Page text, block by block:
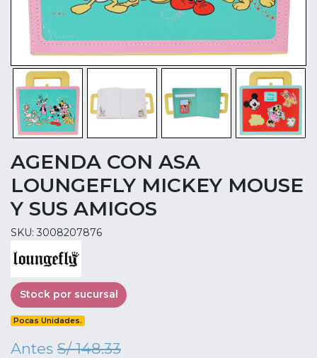
AGENDA CON ASA
LOUNGEFLY MICKEY MOUSE
Y SUS AMIGOS
SKU: 3008207876
Stock por sucursal
Pocas Unidades.
Antes S/ 148.33